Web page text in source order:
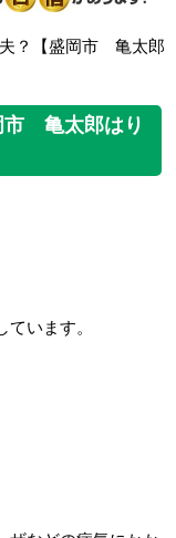
？【盛岡市 亀太郎
市 亀太郎はり
います。